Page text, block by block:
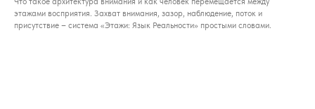
этажами восприятия. Захват внимания, зазор, наблюдение, поток и
присутствие – система «Этажи: Язык Реальности» простыми словами.